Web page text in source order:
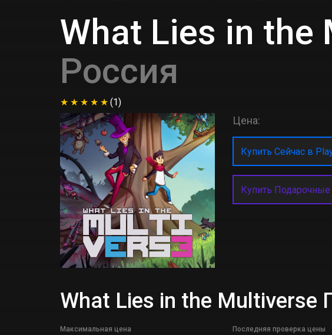
What Lies in the
Россия
(1)
Цена:
Купить Сейчас в
Купить
What Lies in the
Максимальная цена Последняя проверка цены